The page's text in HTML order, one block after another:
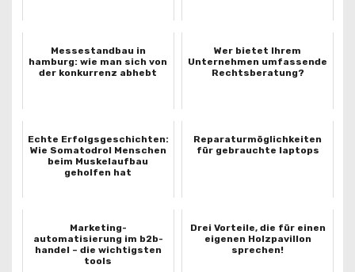
Messestandbau in
hamburg: wie man sich von
der konkurrenz abhebt
Wer bietet Ihrem
Unternehmen umfassende
Rechtsberatung?
Echte Erfolgsgeschichten:
Wie Somatodrol Menschen
beim Muskelaufbau
geholfen hat
Reparaturmöglichkeiten
für gebrauchte laptops
Marketing-
automatisierung im b2b-
handel – die wichtigsten
tools
Drei Vorteile, die für einen
eigenen Holzpavillon
sprechen!